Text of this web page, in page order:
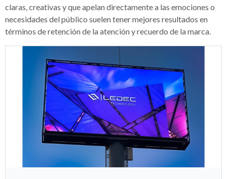
claras, creativas y que apelan directamente a las emociones o
necesidades del público suelen tener mejores resultados en
términos de retención de la atención y recuerdo de la marca.